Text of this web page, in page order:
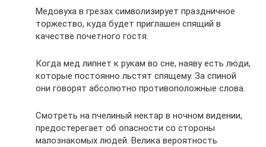
Медовуха в грезах символизирует праздничное
торжество, куда будет приглашен спящий в
качестве почетного гостя.
Когда мед липнет к рукам во сне, наяву есть люди,
которые постоянно льстят спящему. За спиной
они говорят абсолютно противоположные слова.
Смотреть на пчелиный нектар в ночном видении,
предостерегает об опасности со стороны
малознакомых людей. Велика вероятность